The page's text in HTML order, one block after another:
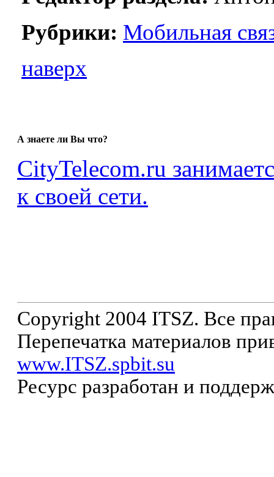
Рубрики: Мобильная
наверх
А знаете ли Вы что?
CityTelecom.ru
к своей сети.
Copyright 2004 ITSZ. Все
Перепечатка материалов
www.ITSZ.spbit.su
Ресурс разработан и